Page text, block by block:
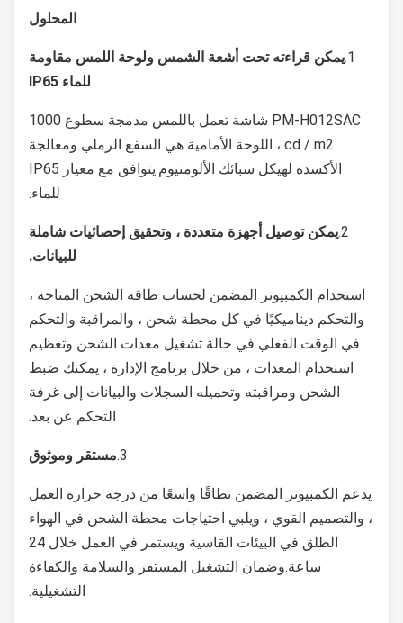
المحلول
يمكن قراءته تحت أشعة الشمس ولوحة اللمس مقاومة
للماء IP65
PM-H012SAC شاشة تعمل باللمس مدمجة سطوع 1000
cd / m2 ، اللوحة الأمامية هي السفع الرملي ومعالجة
الأكسدة لهيكل سبائك الألومنيوم.يتوافق مع معيار IP65
للماء.
يمكن توصيل أجهزة متعددة ، وتحقيق إحصائيات شاملة
للبيانات.
استخدام الكمبيوتر المضمن لحساب طاقة الشحن المتاحة ،
والتحكم ديناميكيًا في كل محطة شحن ، والمراقبة والتحكم
في الوقت الفعلي في حالة تشغيل معدات الشحن وتعظيم
استخدام المعدات ، من خلال برنامج الإدارة ، يمكنك ضبط
الشحن ومراقبته وتحميله السجلات والبيانات إلى غرفة
التحكم عن بعد.
مستقر وموثوق
يدعم الكمبيوتر المضمن نطاقًا واسعًا من درجة حرارة العمل
، والتصميم القوي ، ويلبي احتياجات محطة الشحن في الهواء
الطلق في البيئات القاسية ويستمر في العمل خلال 24
ساعة.وضمان التشغيل المستقر والسلامة والكفاءة
التشغيلية.